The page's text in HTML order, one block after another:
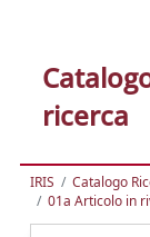
ricerca
IRIS Catalogo
01a Articolo in